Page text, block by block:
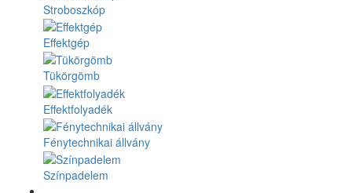
Stroboszkóp
Effektgép
Tükörgömb
Effektfolyadék
Fénytechnikai állvány
Színpadelem